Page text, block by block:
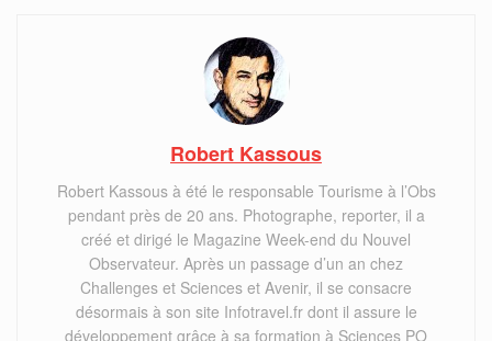
Robert Kassous
Robert Kassous à été le responsable Tourisme à l’Obs
pendant près de 20 ans. Photographe, reporter, il a
créé et dirigé le Magazine Week-end du Nouvel
Observateur. Après un passage d’un an chez
Challenges et Sciences et Avenir, il se consacre
désormais à son site Infotravel.fr dont il assure le
développement grâce à sa formation à Sciences PO